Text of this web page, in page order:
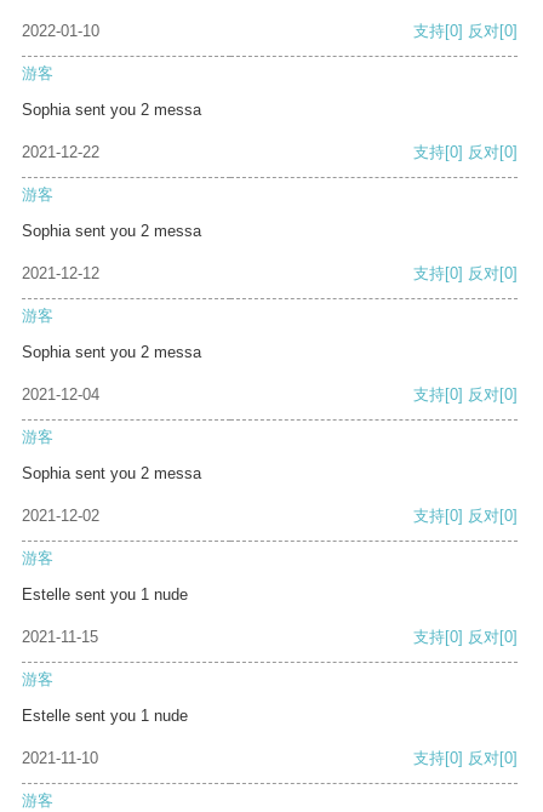
2022-01-10 支持[0] 反对[0]
游客
Sophia sent you 2 messa
2021-12-22 支持[0] 反对[0]
游客
Sophia sent you 2 messa
2021-12-12 支持[0] 反对[0]
游客
Sophia sent you 2 messa
2021-12-04 支持[0] 反对[0]
游客
Sophia sent you 2 messa
2021-12-02 支持[0] 反对[0]
游客
Estelle sent you 1 nude
2021-11-15 支持[0] 反对[0]
游客
Estelle sent you 1 nude
2021-11-10 支持[0] 反对[0]
游客